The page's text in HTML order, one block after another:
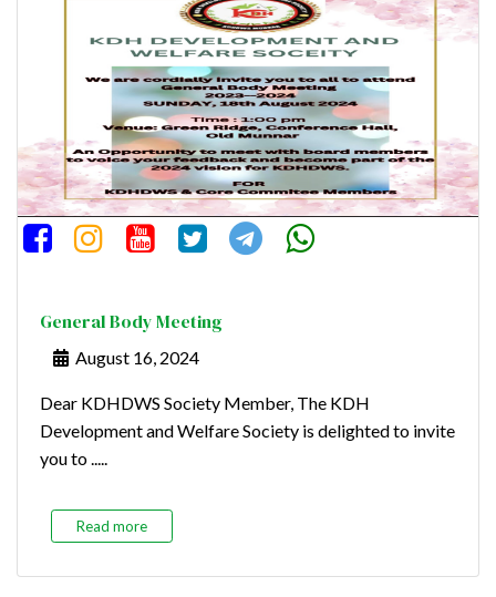
General Body Meeting
August 16, 2024
Dear KDHDWS Society Member, The KDH
Development and Welfare Society is delighted to invite
you to .....
Read more